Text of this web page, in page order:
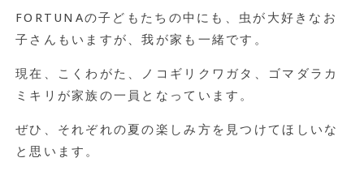
FORTUNAの子どもたちの中にも、虫が大好きなお
子さんもいますが、我が家も一緒です。
現在、こくわがた、ノコギリクワガタ、ゴマダラカ
ミキリが家族の一員となっています。
ぜひ、それぞれの夏の楽しみ方を見つけてほしいな
と思います。